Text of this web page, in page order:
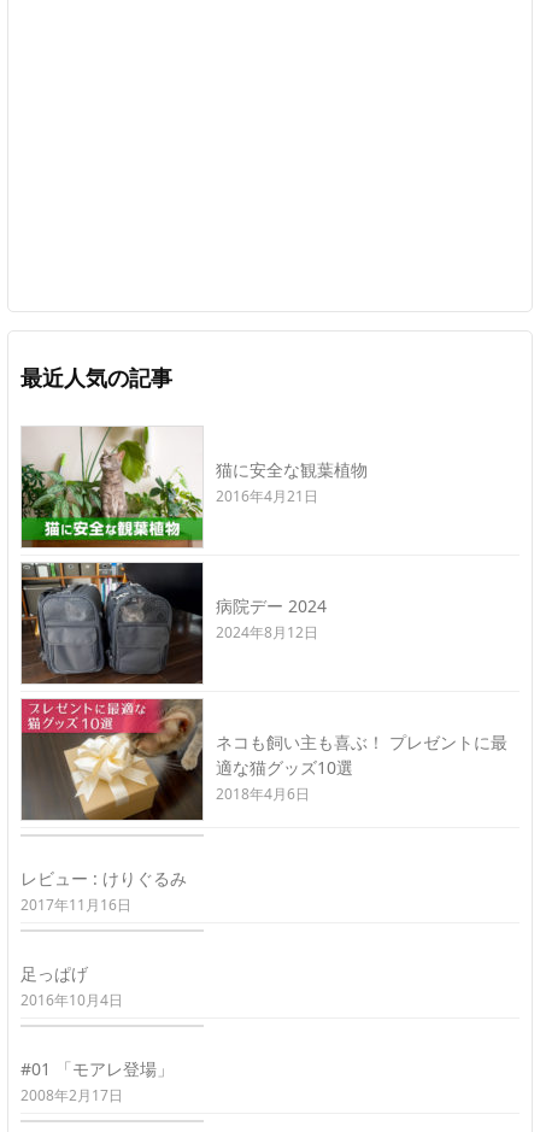
最近人気の記事
猫に安全な観葉植物
2016年4月21日
病院デー 2024
2024年8月12日
ネコも飼い主も喜ぶ！ プレゼントに最
適な猫グッズ10選
2018年4月6日
レビュー : けりぐるみ
2017年11月16日
足っぱげ
2016年10月4日
#01 「モアレ登場」
2008年2月17日